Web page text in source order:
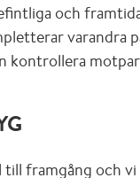
och
varandra
kontrollera
till framgång och